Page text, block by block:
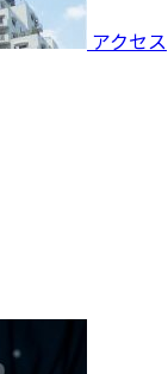
アクセス